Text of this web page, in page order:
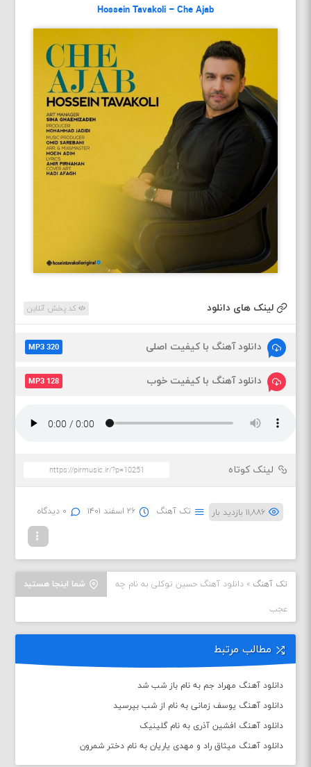
Hossein Tavakoli – Che Ajab
لینک های دانلود کد پخش آنلاین
دانلود آهنگ با کیفیت اصلی MP3 320
دانلود آهنگ با کیفیت خوب MP3 128
لینک کوتاه
۱۱,۸۸۶ بازدید بار تک آهنگ ۲۶ اسفند ۱۴۰۱ ۰ دیدگاه
شما اینجا هستید تک آهنگ »دانلود آهنگ حسین توکلی به نام چه
عجب
مطالب مرتبط
دانلود آهنگ مهراد جم به نام باز شب شد
دانلود آهنگ یوسف زمانی به نام از شب بپرسید
دانلود آهنگ افشین آذری به نام گلینیک
دانلود آهنگ میثاق راد و مهدی یاریان به نام دختر شمرون